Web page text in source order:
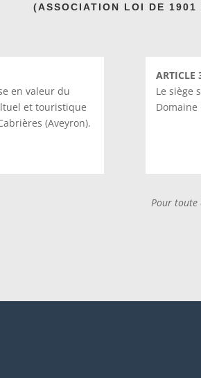
(ASSOCIATION LOI DE 1901
en valeur du
et touristique
(Aveyron).
ARTICLE
Le siège
Domaine
Pour toute